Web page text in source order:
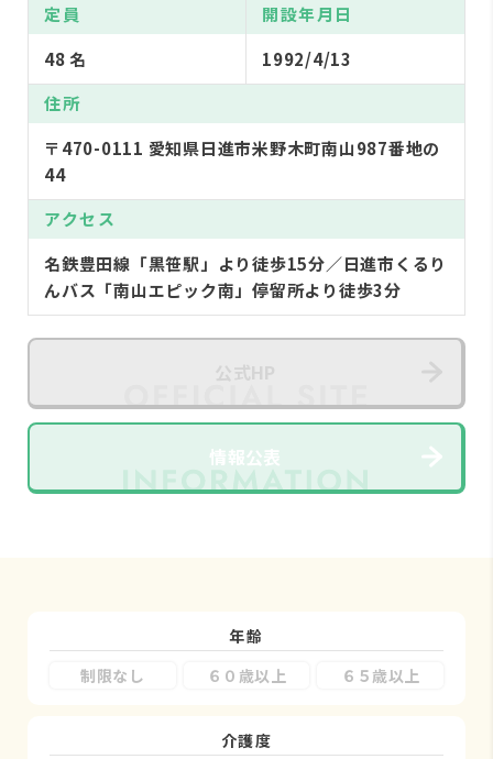
定員
48 名
開設年月日
1992/4/13
住所
〒470-0111 愛知県日進市米野木町南山987番地の
44
アクセス
名鉄豊田線「黒笹駅」より徒歩15分／日進市くるり
んバス「南山エピック南」停留所より徒歩3分
情報公表
年齢
制限なし
６０歳以上 ６５歳以上
介護度